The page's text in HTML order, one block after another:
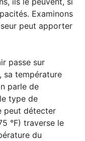
Examinons
peut apporter
passe sur
, sa température
parle de
type de
peut détecter
°F) traverse le
du